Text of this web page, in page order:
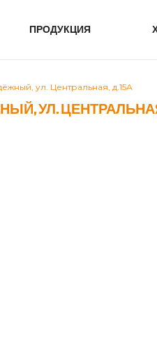
ПРОДУКЦИЯ
ул. Центральная, д.15А
УЛ.